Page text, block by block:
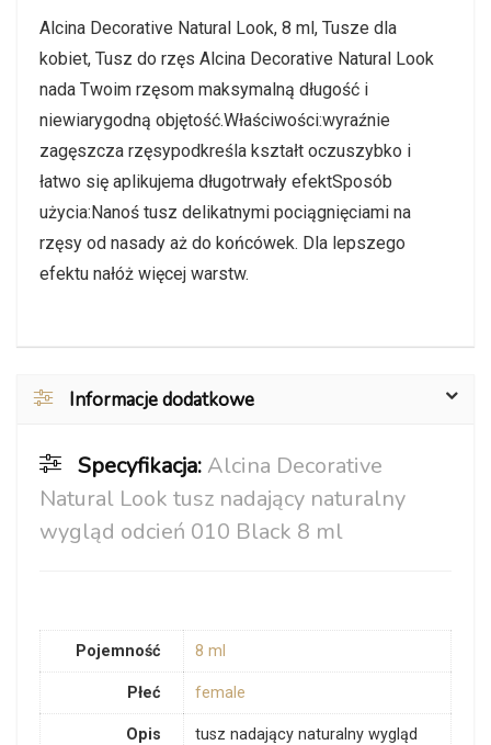
Alcina Decorative Natural Look, 8 ml, Tusze dla
kobiet, Tusz do rzęs Alcina Decorative Natural Look
nada Twoim rzęsom maksymalną długość i
niewiarygodną objętość.Właściwości:wyraźnie
zagęszcza rzęsypodkreśla kształt oczuszybko i
łatwo się aplikujema długotrwały efektSposób
użycia:Nanoś tusz delikatnymi pociągnięciami na
rzęsy od nasady aż do końcówek. Dla lepszego
efektu nałóż więcej warstw.
Informacje dodatkowe
Specyfikacja: Alcina Decorative
Natural Look tusz nadający naturalny
wygląd odcień 010 Black 8 ml
Pojemność 8 ml
Płeć female
Opis tusz nadający naturalny wygląd